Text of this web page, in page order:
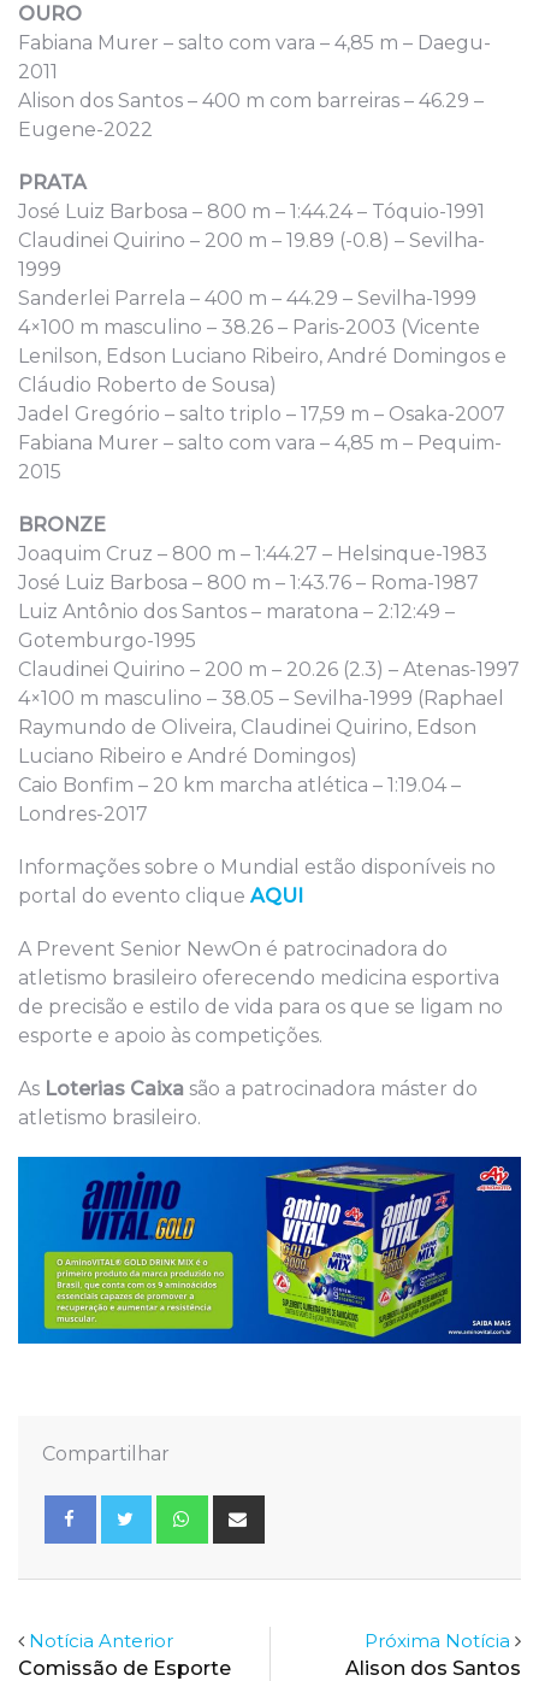
OURO
Fabiana Murer – salto com vara – 4,85 m – Daegu-
2011
Alison dos Santos – 400 m com barreiras – 46.29 –
Eugene-2022
PRATA
José Luiz Barbosa – 800 m – 1:44.24 – Tóquio-1991
Claudinei Quirino – 200 m – 19.89 (-0.8) – Sevilha-
1999
Sanderlei Parrela – 400 m – 44.29 – Sevilha-1999
4×100 m masculino – 38.26 – Paris-2003 (Vicente
Lenilson, Edson Luciano Ribeiro, André Domingos e
Cláudio Roberto de Sousa)
Jadel Gregório – salto triplo – 17,59 m – Osaka-2007
Fabiana Murer – salto com vara – 4,85 m – Pequim-
2015
BRONZE
Joaquim Cruz – 800 m – 1:44.27 – Helsinque-1983
José Luiz Barbosa – 800 m – 1:43.76 – Roma-1987
Luiz Antônio dos Santos – maratona – 2:12:49 –
Gotemburgo-1995
Claudinei Quirino – 200 m – 20.26 (2.3) – Atenas-1997
4×100 m masculino – 38.05 – Sevilha-1999 (Raphael
Raymundo de Oliveira, Claudinei Quirino, Edson
Luciano Ribeiro e André Domingos)
Caio Bonfim – 20 km marcha atlética – 1:19.04 –
Londres-2017
Informações sobre o Mundial estão disponíveis no
portal do evento clique AQUI
A Prevent Senior NewOn é patrocinadora do
atletismo brasileiro oferecendo medicina esportiva
de precisão e estilo de vida para os que se ligam no
esporte e apoio às competições.
As Loterias Caixa são a patrocinadora máster do
atletismo brasileiro.
Compartilhar
Whatsapp
Notícia Anterior
Comissão de Esporte
Próxima Notícia
Alison dos Santos